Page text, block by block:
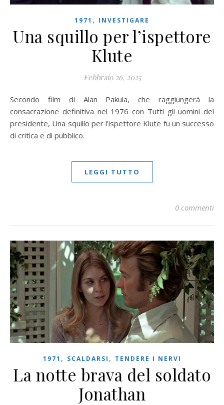
1971 , INVESTIGARE
Una squillo per l’ispettore
Klute
Febbraio 26, 2025
Secondo film di Alan Pakula, che raggiungerà la
consacrazione definitiva nel 1976 con Tutti gli uomini del
presidente, Una squillo per l'ispettore Klute fu un successo
di critica e di pubblico.
LEGGI TUTTO
0 commenti
1971 , SCALDARSI , TENDERE I NERVI
La notte brava del soldato
Jonathan